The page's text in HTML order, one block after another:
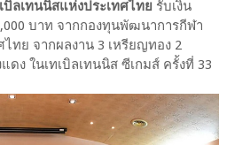
ลเทนนิสแห่งประเทศไทย รับเงิน
บาท จากกองทุนพัฒนาการกีฬา
ทย จากผลงาน 3 เหรียญทอง 2
ดง ในเทเบิลเทนนิส ซีเกมส์ ครั้งที่ 33